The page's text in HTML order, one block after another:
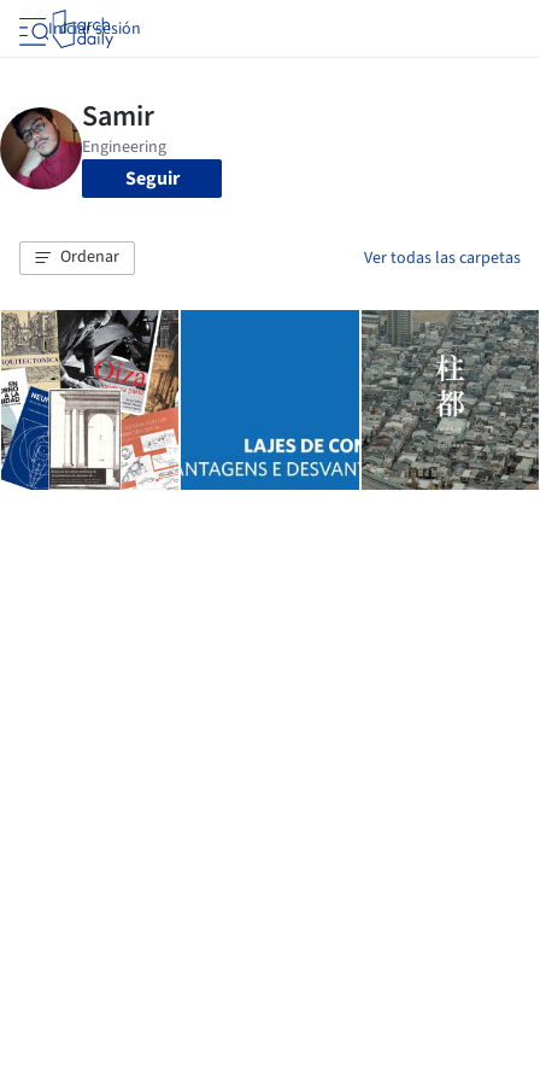
Iniciar sesión
Seguir
Ordenar Ver todas las carpetas